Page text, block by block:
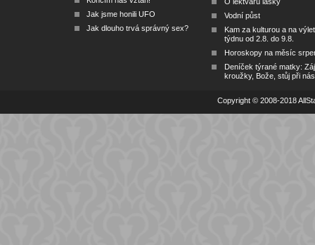
Jak jsme honili UFO
Jak dlouho trvá správný sex?
Vodní půst
Kam za kulturou a na
týdnu od 2.8. do 9.8.
Horoskopy na měsíc
Deníček týrané matky:
kroužky, Bože, stůj při nás
Copyright © 2008-2018